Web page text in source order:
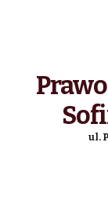
ul.